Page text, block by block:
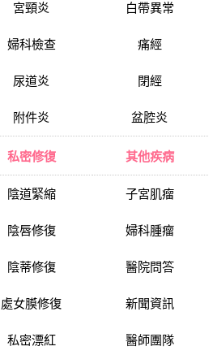
宮頸炎
婦科檢查
尿道炎
附件炎
白帶異常
痛經
閉經
盆腔炎
私密修復
陰道緊縮
陰唇修復
陰蒂修復
處女膜修復
私密漂紅
其他疾病
子宮肌瘤
婦科腫瘤
醫院問答
新聞資訊
醫師團隊